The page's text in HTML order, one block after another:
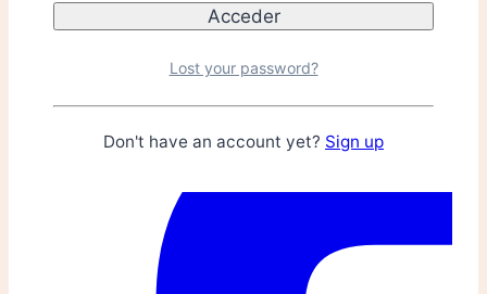
Lost your password?
Don't have an account yet? Sign up